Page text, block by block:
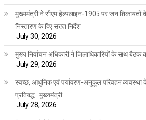
मुख्यमंत्री ने सीएम हेल्पलाइन-1905 पर जन शिकायतों के
निस्तारण के दिए सख्त निर्देश
July 30, 2026
मुख्य निर्वाचन अधिकारी ने जिलाधिकारियों के साथ बैठक
July 29, 2026
स्वच्छ, आधुनिक एवं पर्यावरण-अनुकूल परिवहन व्यवस्था के
प्रतिबद्ध : मुख्यमंत्री
July 28, 2026